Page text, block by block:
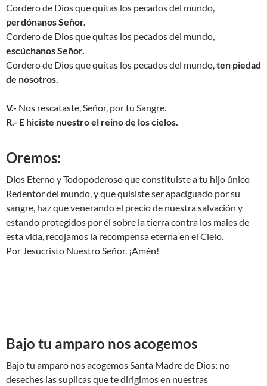
Cordero de Dios que quitas los pecados del mundo,
perdónanos Señor.
Cordero de Dios que quitas los pecados del mundo,
escúchanos Señor.
Cordero de Dios que quitas los pecados del mundo,ten piedad
de nosotros.
V.- Nos rescataste, Señor, por tu Sangre.
R.- E hiciste nuestro el reino de los cielos.
Oremos:
Dios Eterno y Todopoderoso que constituiste a tu hijo único
Redentor del mundo, y que quisiste ser apaciguado por su
sangre, haz que venerando el precio de nuestra salvación y
estando protegidos por él sobre la tierra contra los males de
esta vida, recojamos la recompensa eterna en el Cielo.
Por Jesucristo Nuestro Señor. ¡Amén!
Bajo tu amparo nos acogemos
Bajo tu amparo nos acogemos Santa Madre de Dios; no
deseches las suplicas que te dirigimos en nuestras